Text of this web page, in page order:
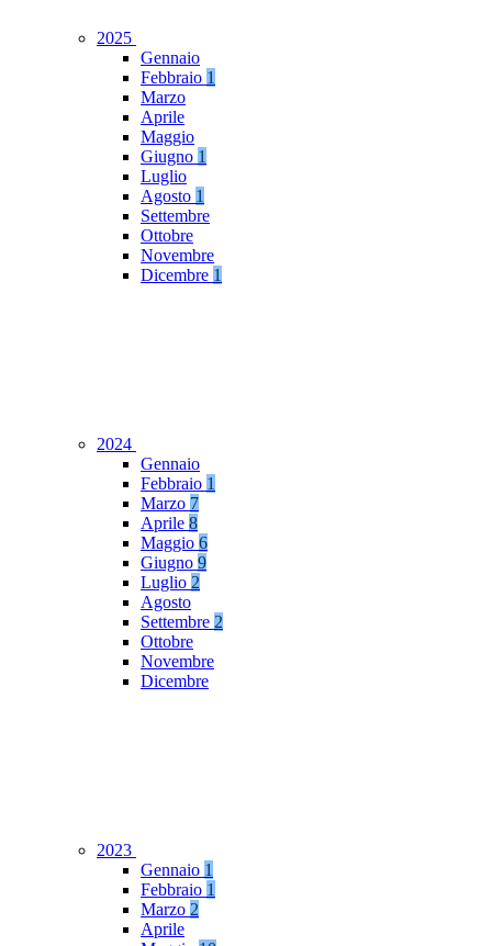
2025
Gennaio
Febbraio 1
Marzo
Aprile
Maggio
Giugno 1
Luglio
Agosto 1
Settembre
Ottobre
Novembre
Dicembre 1
2024
Gennaio
Febbraio 1
Marzo 7
Aprile 8
Maggio 6
Giugno 9
Luglio 2
Agosto
Settembre 2
Ottobre
Novembre
Dicembre
2023
Gennaio 1
Febbraio 1
Marzo 2
Aprile